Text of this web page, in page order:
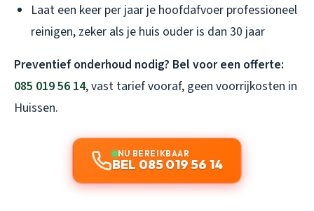
Laat een keer per jaar je hoofdafvoer professioneel
reinigen, zeker als je huis ouder is dan 30 jaar
Preventief onderhoud nodig? Bel voor een offerte:
085 019 56 14, vast tarief vooraf, geen voorrijkosten in
Huissen.
NU BEREIKBAAR
BEL 085 019 56 14